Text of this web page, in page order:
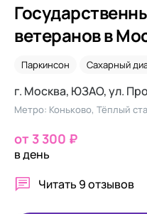
ветеранов в
Профсоюзной
Паркинсон Сахарный
г. Москва, ЮЗАО, ул.
Метро: Коньково, Тёплый
от 3 300 ₽
в день
Читать 9 отзывов